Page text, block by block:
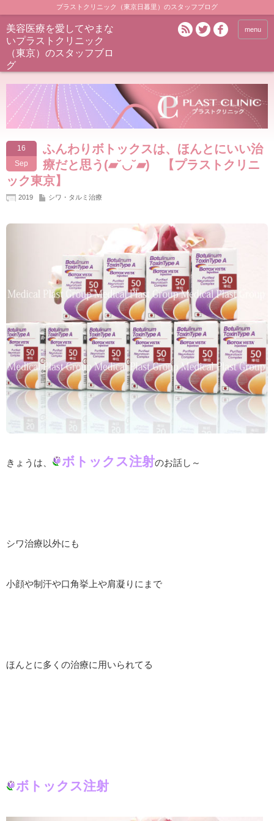
プラストクリニック（東京日暮里）のスタッフブログ
美容医療を愛してやまな
いプラストクリニック
（東京）のスタッフブロ
グ
menu
16
Sep
ふんわりボトックスは、ほんとにいい治
療だと思う(▰˘◡˘▰) 【プラストクリニ
ック東京】
2019 シワ・タルミ治療
きょうは、 ボトックス注射のお話し～
シワ治療以外にも
小顔や制汗や口角挙上や肩凝りにまで
ほんとに多くの治療に用いられてる
ボトックス注射